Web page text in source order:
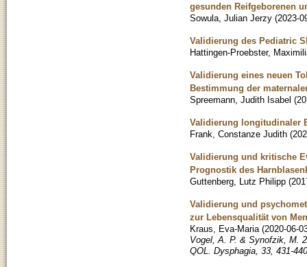
gesunden Reifgeborenen
Sowula, Julian Jerzy (2023-
Validierung des Pediatric
Hattingen-Proebster,
Validierung eines neuen
Bestimmung der
Spreemann, Judith Isabel (
Validierung longitudinaler
Frank, Constanze Judith (
Validierung und kritische
Prognostik des
Guttenberg, Lutz Philipp (
Validierung und
zur Lebensqualität von
Kraus, Eva-Maria (2020-06-
Vogel, A. P. & Synofzik, M.
QOL. Dysphagia, 33, 431-